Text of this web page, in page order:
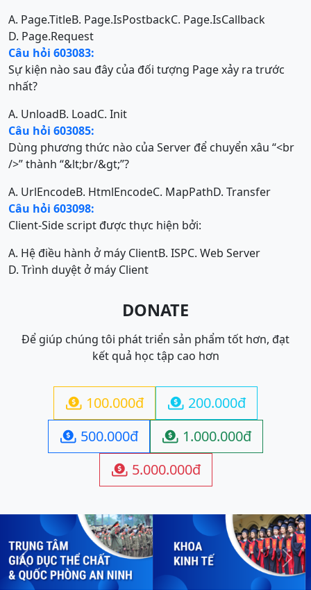
A. Page.TitleB. Page.IsPostbackC. Page.IsCallback
D. Page.Request
Câu hỏi 603083:
Sự kiện nào sau đây của đối tượng Page xảy ra trước
nhất?
A. UnloadB. LoadC. Init
Câu hỏi 603085:
Dùng phương thức nào của Server để chuyển xâu “<br
/>” thành “&lt;br/&gt;”?
A. UrlEncodeB. HtmlEncodeC. MapPathD. Transfer
Câu hỏi 603098:
Client-Side script được thực hiện bởi:
A. Hệ điều hành ở máy ClientB. ISPC. Web Server
D. Trình duyệt ở máy Client
DONATE
Để giúp chúng tôi phát triển sản phẩm tốt hơn, đạt
kết quả học tập cao hơn
 100.000đ  200.000đ
 500.000đ  1.000.000đ
 5.000.000đ
Previous Next